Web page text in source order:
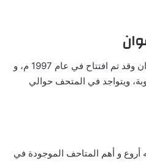
من المتاحف المشهورة في أسوان وقد تم افتتاح في عام 1997 م، و
ويتواجد في المتحف حوالي
و أهم المتاحف الموجودة في